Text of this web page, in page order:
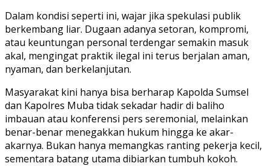
Dalam kondisi seperti ini, wajar jika spekulasi publik
berkembang liar. Dugaan adanya setoran, kompromi,
atau keuntungan personal terdengar semakin masuk
akal, mengingat praktik ilegal ini terus berjalan aman,
nyaman, dan berkelanjutan.
Masyarakat kini hanya bisa berharap Kapolda Sumsel
dan Kapolres Muba tidak sekadar hadir di baliho
imbauan atau konferensi pers seremonial, melainkan
benar-benar menegakkan hukum hingga ke akar-
akarnya. Bukan hanya memangkas ranting pekerja kecil,
sementara batang utama dibiarkan tumbuh kokoh.